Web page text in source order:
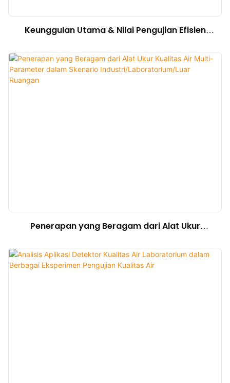
Keunggulan Utama & Nilai Pengujian Efisien
Penerapan yang Beragam dari Alat Ukur
Industri/Laboratorium/Luar Ruangan